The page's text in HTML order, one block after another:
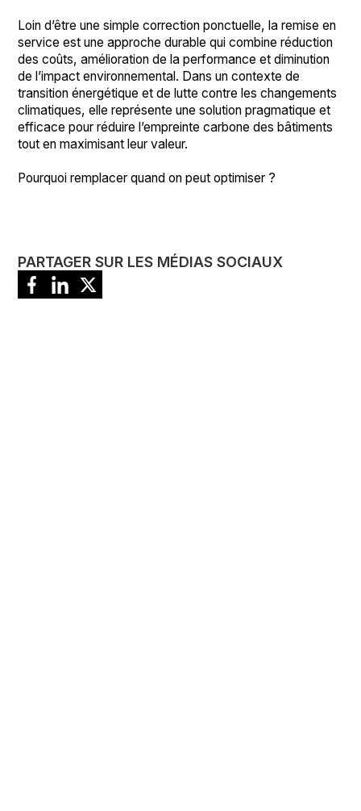
Loin d’être une simple correction ponctuelle, la remise en
service est une approche durable qui combine réduction
des coûts, amélioration de la performance et diminution
de l’impact environnemental. Dans un contexte de
transition énergétique et de lutte contre les changements
climatiques, elle représente une solution pragmatique et
efficace pour réduire l’empreinte carbone des bâtiments
tout en maximisant leur valeur.
Pourquoi remplacer quand on peut optimiser ?
PARTAGER SUR LES MÉDIAS SOCIAUX